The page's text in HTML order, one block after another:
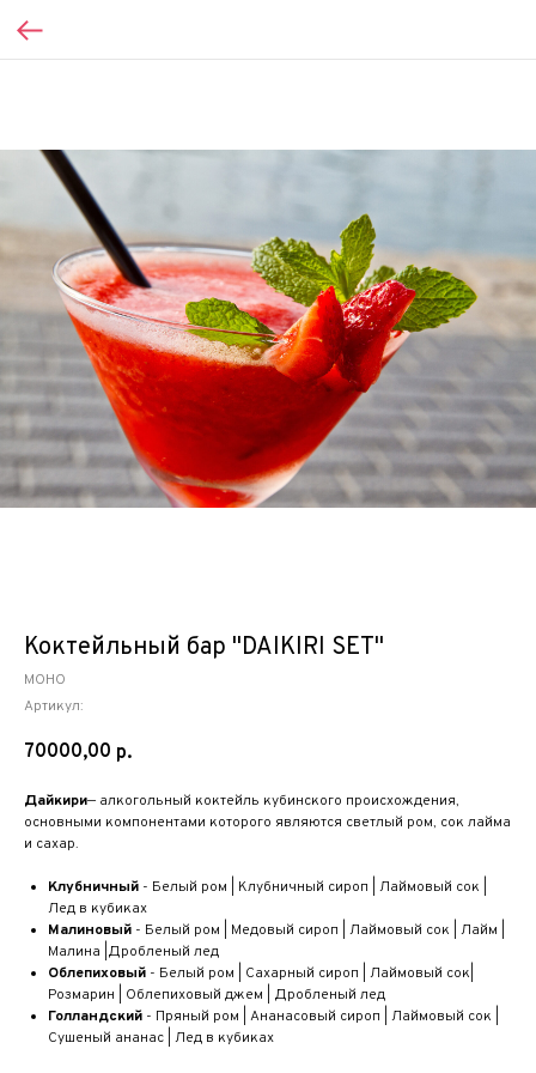
Коктейльный бар "DAIKIRI SET"
МОНО
Артикул:
70000,00 р.
Дайкири— алкогольный коктейль кубинского происхождения,
основными компонентами которого являются светлый ром, сок лайма
и сахар.
Клубничный - Белый ром | Клубничный сироп | Лаймовый сок |
Лед в кубиках
Малиновый - Белый ром | Медовый сироп | Лаймовый сок | Лайм |
Малина |Дробленый лед
Облепиховый - Белый ром | Сахарный сироп | Лаймовый сок|
Розмарин | Облепиховый джем | Дробленый лед
Голландский - Пряный ром | Ананасовый сироп | Лаймовый сок |
Сушеный ананас | Лед в кубиках